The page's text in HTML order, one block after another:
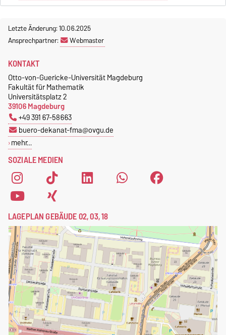
Letzte Änderung: 10.06.2025
Ansprechpartner:
Webmaster
SOZIALE MEDIEN
KONTAKT
Otto-von-Guericke-Universität Magdeburg
Fakultät für Mathematik
Universitätsplatz 2
39106 Magdeburg
+49 391 67-58663
buero-dekanat-fma@ovgu.de
mehr…
LAGEPLAN GEBÄUDE 02, 03, 18